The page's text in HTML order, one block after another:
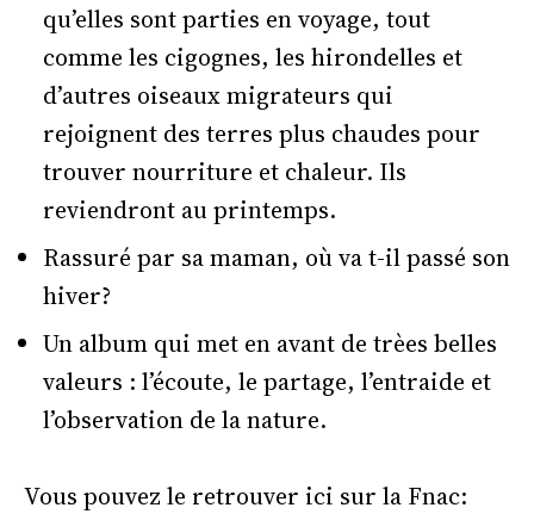
qu’elles sont parties en voyage, tout
comme les cigognes, les hirondelles et
d’autres oiseaux migrateurs qui
rejoignent des terres plus chaudes pour
trouver nourriture et chaleur. Ils
reviendront au printemps.
Rassuré par sa maman, où va t-il passé son
hiver?
Un album qui met en avant de trèes belles
valeurs : l’écoute, le partage, l’entraide et
l’observation de la nature.
Vous pouvez le retrouver ici sur la Fnac: